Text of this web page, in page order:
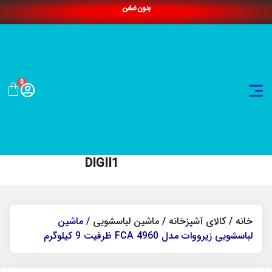
بدون ضامن
0
DIGII1
خانه / کالای آشپزخانه / ماشین لباسشویی / ماشین
لباسشویی زیرووات مدل FCA 4960 ظرفیت 9 کیلوگرم